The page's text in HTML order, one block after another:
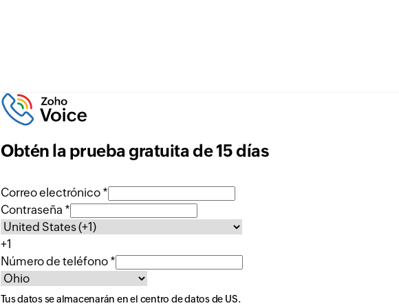
Obtén la prueba gratuita de 15 días
Correo electrónico *
Contraseña *
+1
Número de teléfono *
Tus datos se almacenarán en el centro de datos de US.